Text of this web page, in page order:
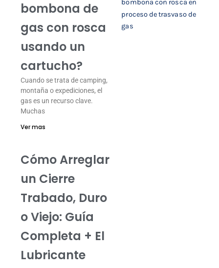
bombona de
gas con rosca
usando un
cartucho?
Cuando se trata de camping,
montaña o expediciones, el
gas es un recurso clave.
Muchas
Ver mas
Cómo Arreglar
un Cierre
Trabado, Duro
o Viejo: Guía
Completa + El
Lubricante